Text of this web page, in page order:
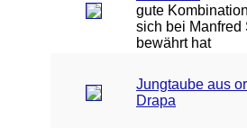
gute
sich bei Manfred
bewährt hat
Jungtaube aus
Drapa